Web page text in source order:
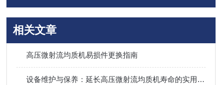
相关文章
高压微射流均质机易损件更换指南
设备维护与保养：延长高压微射流均质机寿命的实用技巧